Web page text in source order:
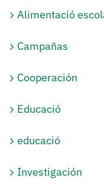
Alimentació
Campañas
Cooperación
Educació
educació
Investigación